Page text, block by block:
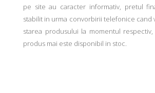
pe site au caracter informativ, pretul
stabilit in urma convorbirii telefonice cand
starea produsului la momentul
produs mai este disponibil in stoc.